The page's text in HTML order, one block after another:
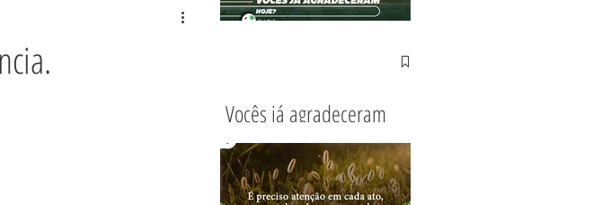
Vocês já agradeceram
hoje?